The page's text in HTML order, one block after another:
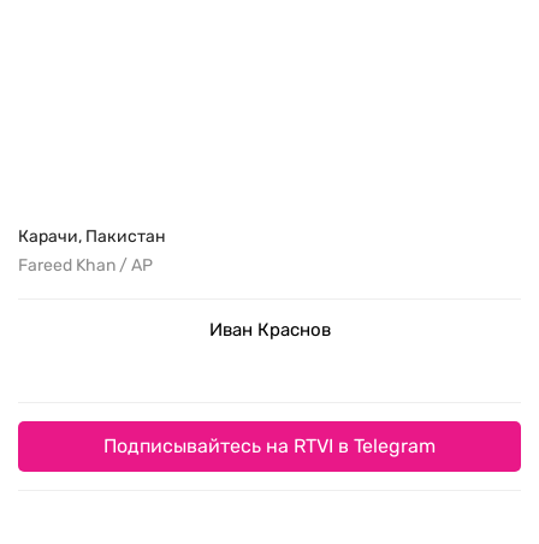
Карачи, Пакистан
Fareed Khan / AP
Иван Краснов
Подписывайтесь на RTVI в Telegram